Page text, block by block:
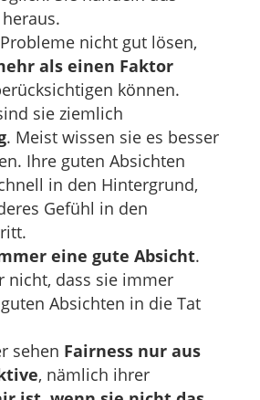
nicht gut lösen,
als einen Faktor
können.
sie ziemlich
. Meist wissen sie es besser
Ihre guten Absichten
in den Hintergrund,
Gefühl in den
eine gute Absicht.
nicht, dass sie immer
Absichten in die Tat
sehen Fairness nur aus
, nämlich ihrer